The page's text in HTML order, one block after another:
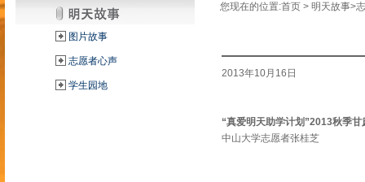
图片故事
志愿者心声
学生园地
您现在的位置:首页 > 明天故事>
2013年10月16日
“真爱明天助学计划”2013秋季
中山大学志愿者张桂芝